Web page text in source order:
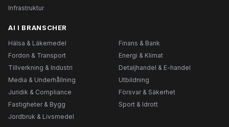
Infrastruktur
AI I BRANSCHER
Hälsa & Läkemedel
Finans & Bank
Fordon & Transport
Energi & Klimat
Tillverkning & Industri
Detaljhandel & E-handel
Media & Underhållning
Utbildning
Juridik & Compliance
Försvar & Säkerhet
Fastigheter & Bygg
Sport & Idrott
Jordbruk & Livsmedel